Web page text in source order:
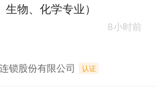
物、化学专业）
8小时前
锁股份有限公司 认证